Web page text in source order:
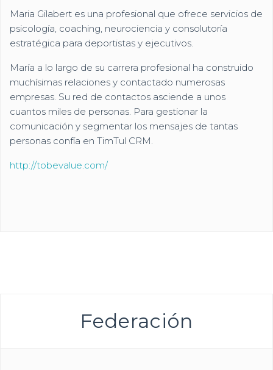
Maria Gilabert es una profesional que ofrece servicios de
psicología, coaching, neurociencia y consolutoría
estratégica para deportistas y ejecutivos.
María a lo largo de su carrera profesional ha construido
muchísimas relaciones y contactado numerosas
empresas. Su red de contactos asciende a unos
cuantos miles de personas. Para gestionar la
comunicación y segmentar los mensajes de tantas
personas confía en TimTul CRM.
http://tobevalue.com/
Federación